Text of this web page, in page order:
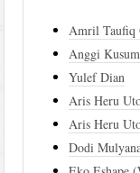
Amril Taufiq
Anggi
Yulef Dian
Aris Heru
Aris Heru
Dodi